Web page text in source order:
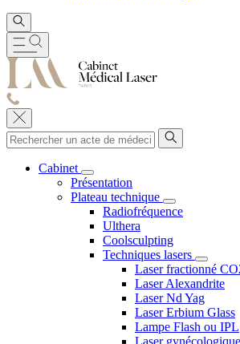
Cabinet
Présentation
Plateau technique
Radiofréquence
Ulthera
Coolsculpting
Techniques lasers
Laser fractionné
Laser Alexandrite
Laser Nd Yag
Laser Erbium Glass
Lampe Flash ou IPL
Laser